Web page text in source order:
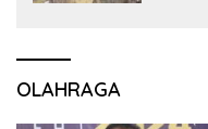
OLAHRAGA